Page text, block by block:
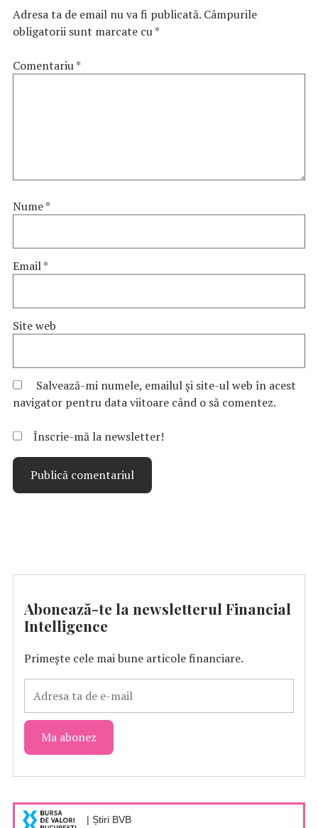
Adresa ta de email nu va fi publicată. Câmpurile
obligatorii sunt marcate cu*
Comentariu*
Nume*
Email*
Site web
Salvează-mi numele, emailul și site-ul web în acest
navigator pentru data viitoare când o să comentez.
Înscrie-mă la newsletter!
Abonează-te la newsletterul Financial
Intelligence
Primește cele mai bune articole financiare.
| Știri BVB